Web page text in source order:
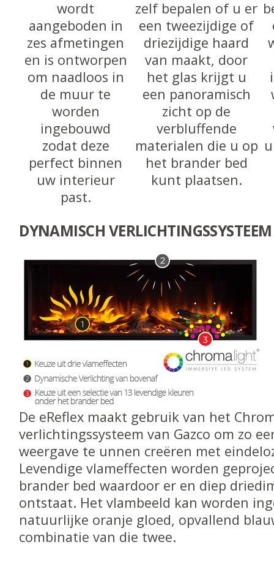
wordt
aangeboden in
zes afmetingen
en is ontworpen
om naadloos in
de muur te
worden
ingebouwd
zodat deze
perfect binnen
uw interieur
past.
zelf bepalen of u er
een tweezijdige of
driezijdige haard
van maakt, door
het glas krijgt u
een panoramisch
zicht op de
verbluffende
materialen die u op
het brander bed
kunt plaatsen.
DYNAMISCH VERLICHTINGSSYSTEEM
De eReflex maakt gebruik van het
verlichtingssysteem van Gazco om zo
weergave te unnen creëren met
Levendige vlameffecten worden
brander bed waardoor er en diep
ontstaat. Het vlambeeld kan worden
natuurlijke oranje gloed, opvallend
combinatie van die twee.